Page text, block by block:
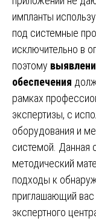
импланты
под системные
исключительно в
поэтому
обеспечения
рамках
экспертизы, с
оборудования и
системой. Данная
методический
подходы к
приглашающий вас
экспертного